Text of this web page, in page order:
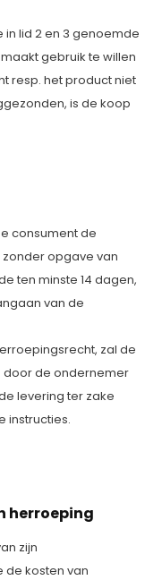
in lid 2 en 3 genoemde
gebruik te willen
resp. het product niet
is de koop
consument de
opgave van
ten minste 14 dagen,
van de
zal de
door de ondernemer
levering ter zake
instructies.
herroeping
zijn
de kosten van